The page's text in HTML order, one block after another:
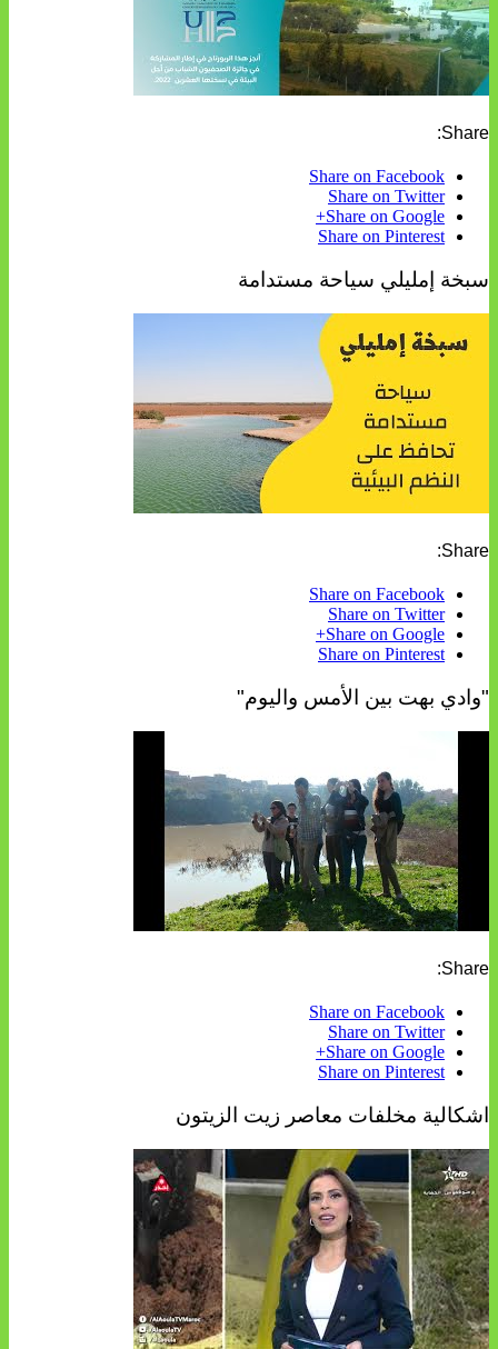
Share:
Share on Facebook
Share on Twitter
Share on Google+
Share on Pinterest
سبخة إمليلي سياحة مستدامة
Share:
Share on Facebook
Share on Twitter
Share on Google+
Share on Pinterest
"وادي بهت بين الأمس واليوم"
Share:
Share on Facebook
Share on Twitter
Share on Google+
Share on Pinterest
اشكالية مخلفات معاصر زيت الزيتون